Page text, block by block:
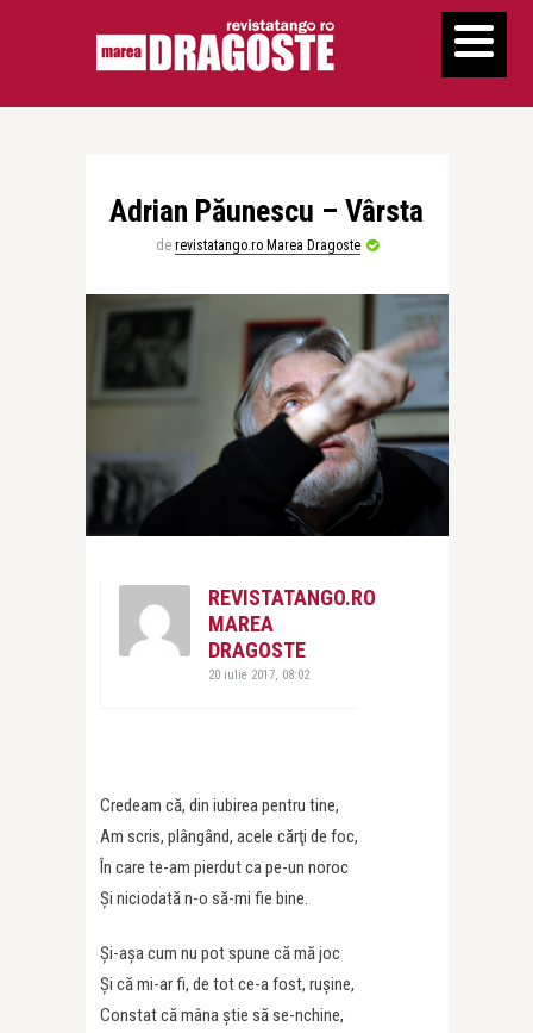
Adrian Păunescu – Vârsta
de revistatango.ro Marea Dragoste
REVISTATANGO.RO
MAREA
DRAGOSTE
20 iulie 2017, 08:02
Credeam că, din iubirea pentru tine,
Am scris, plângând, acele cărţi de foc,
În care te-am pierdut ca pe-un noroc
Şi niciodată n-o să-mi fie bine.
Şi-aşa cum nu pot spune că mă joc
Şi că mi-ar fi, de tot ce-a fost, ruşine,
Constat că mâna ştie să se-nchine,